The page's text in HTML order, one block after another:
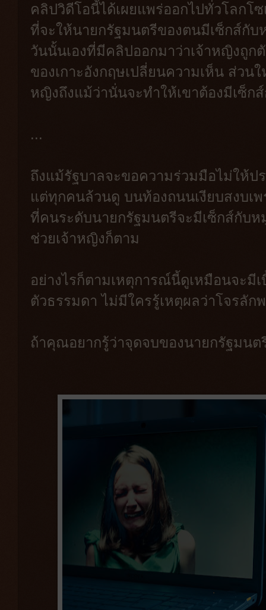
คลิปวิดีโอนี้ได้เผยแพร่ออกไปทั่วโลกโ
ที่จะให้นายกรัฐมนตรีของตนมีเซ็กส์กั
วันนั้นเองที่มีคลิปออกมาว่าเจ้าหญิงถู
ของเกาะอังกฤษเปลี่ยนความเห็น ส่วน
หญิงถึงแม้ว่านั่นจะทำให้เขาต้องมีเซ็ก
...
ถึงแม้รัฐบาลจะขอความร่วมมือไม่ให้ป
แต่ทุกคนล้วนดู บนท้องถนนเงียบสงบเพ
ที่คนระดับนายกรัฐมนตรีจะมีเซ็กส์กับห
ช่วยเจ้าหญิงก็ตาม
อย่างไรก็ตามเหตุการณ์นี้ดูเหมือนจะมี
ตัวธรรมดา ไม่มีใครรู้เหตุผลว่าโจรลัก
ถ้าคุณอยากรู้ว่าจุดจบของนายกรัฐมนต